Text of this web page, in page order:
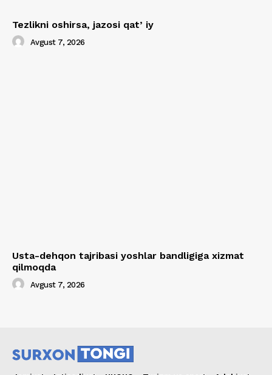
Tezlikni oshirsa, jazosi qatʼiy
Avgust 7, 2026
Usta-dehqon tajribasi yoshlar bandligiga xizmat
qilmoqda
Avgust 7, 2026